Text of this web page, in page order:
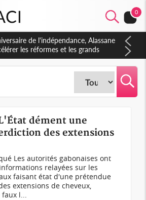
0
Amadou Oury Bah admire le modèle
pour accélérer le développement
dément une
des extensions
Les autorités gabonaises ont
relayées sur les
faisant état d'une prétendue
extensions de cheveux,
l...